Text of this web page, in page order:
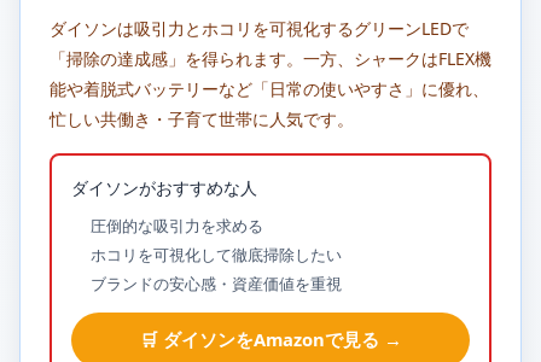
ダイソンは吸引力とホコリを可視化するグリーンLEDで
「掃除の達成感」を得られます。一方、シャークはFLEX機
能や着脱式バッテリーなど「日常の使いやすさ」に優れ、
忙しい共働き・子育て世帯に人気です。
ダイソンがおすすめな人
圧倒的な吸引力を求める
ホコリを可視化して徹底掃除したい
ブランドの安心感・資産価値を重視
🛒 ダイソンをAmazonで見る →